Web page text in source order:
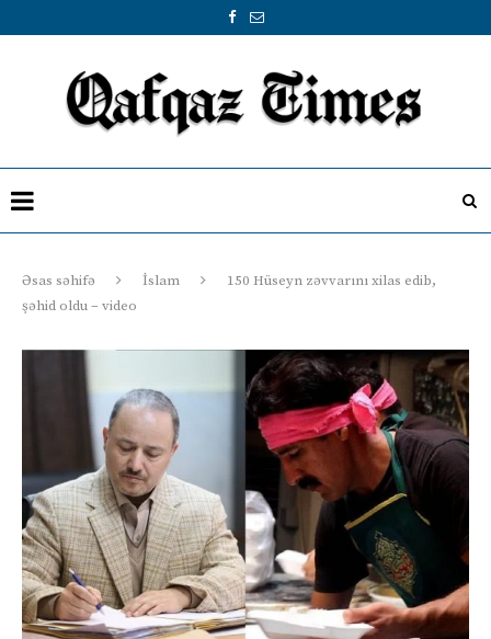
Əsas səhifə İslam
150 ​Hüseyn zəvvarını xilas edib,
şəhid oldu – video